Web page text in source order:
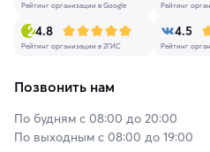
Рейтинг организации в Google Рейтинг
4.8
Рейтинг организации в 2ГИС
4.5
Рейтинг
Позвонить нам
По будням с 08:00 до 20:00
По выходным с 08:00 до 19:00